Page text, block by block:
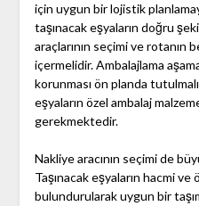
için uygun bir lojistik
taşınacak eşyaların doğru
araçlarının seçimi ve rotanın
içermelidir. Ambalajlama
korunması ön planda
eşyaların özel ambalaj
gerekmektedir.
Nakliye aracının seçimi de
Taşınacak eşyaların hacmi
bulundurularak uygun bir